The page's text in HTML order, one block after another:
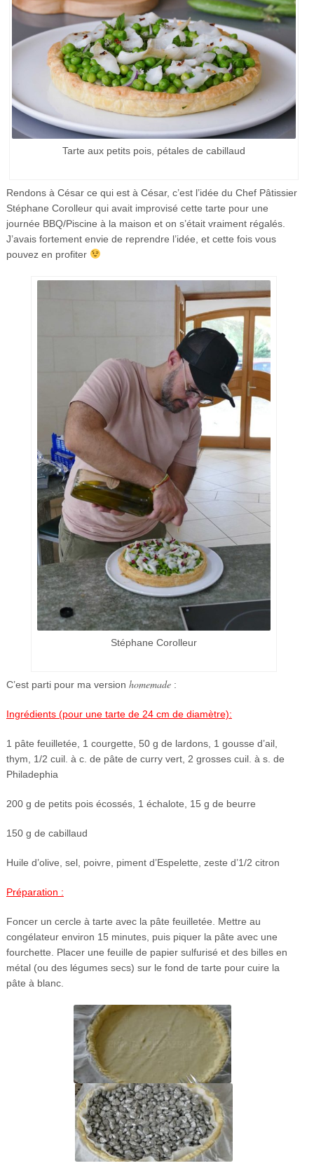
Tarte aux petits pois, pétales de cabillaud
Rendons à César ce qui est à César, c’est l’idée du Chef Pâtissier
Stéphane Corolleur qui avait improvisé cette tarte pour une
journée BBQ/Piscine à la maison et on s’était vraiment régalés.
J’avais fortement envie de reprendre l’idée, et cette fois vous
pouvez en profiter
Stéphane Corolleur
C’est parti pour ma version homemade:
Ingrédients (pour une tarte de 24 cm de diamètre):
1 pâte feuilletée, 1 courgette, 50 g de lardons, 1 gousse d’ail,
thym, 1/2 cuil. à c. de pâte de curry vert, 2 grosses cuil. à s. de
Philadephia
200 g de petits pois écossés, 1 échalote, 15 g de beurre
150 g de cabillaud
Huile d’olive, sel, poivre, piment d’Espelette, zeste d’1/2 citron
Préparation :
Foncer un cercle à tarte avec la pâte feuilletée. Mettre au
congélateur environ 15 minutes, puis piquer la pâte avec une
fourchette. Placer une feuille de papier sulfurisé et des billes en
métal (ou des légumes secs) sur le fond de tarte pour cuire la
pâte à blanc.